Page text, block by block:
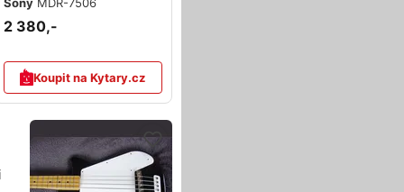
Sony MDR-7506
2 380,-
Koupit na Kytary.cz